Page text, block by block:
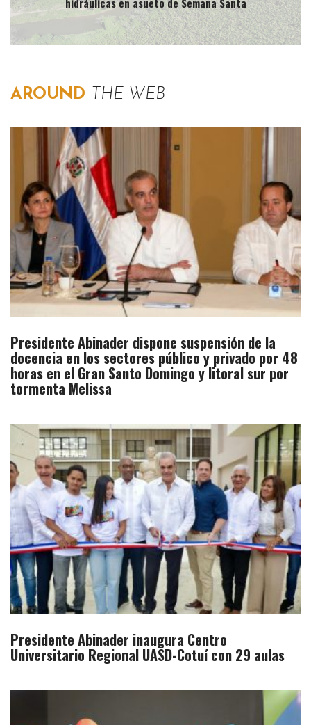
AROUND THE WEB
Presidente Abinader dispone suspensión de la
docencia en los sectores público y privado por 48
horas en el Gran Santo Domingo y litoral sur por
tormenta Melissa
Presidente Abinader inaugura Centro
Universitario Regional UASD-Cotuí con 29 aulas